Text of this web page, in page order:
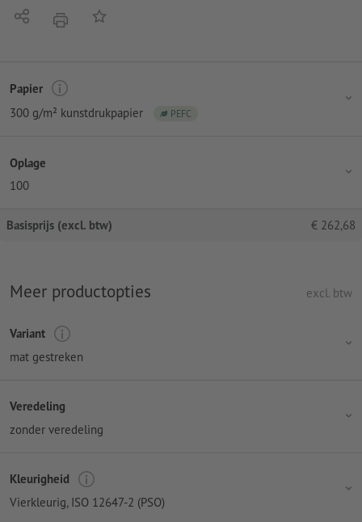
Delen afdrukkenOp de lijst
Papier
300 g/m² kunstdrukpapier
PEFC
Oplage
100
Basisprijs (excl. btw) € 262,68
Meer productopties excl. btw
Variant
mat gestreken
Veredeling
zonder veredeling
Kleurigheid
Vierkleurig, ISO 12647-2 (PSO)